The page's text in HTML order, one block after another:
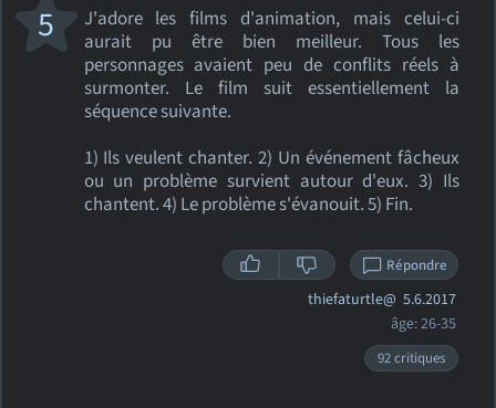
J'adore les films d'animation, mais celui-ci
aurait pu être bien meilleur. Tous les
personnages avaient peu de conflits réels à
surmonter. Le film suit essentiellement la
séquence suivante.
1) Ils veulent chanter. 2) Un événement fâcheux
ou un problème survient autour d'eux. 3) Ils
chantent. 4) Le problème s'évanouit. 5) Fin.
5
Répondre
thiefaturtle@ 5.6.2017
âge: 26-35
92 critiques